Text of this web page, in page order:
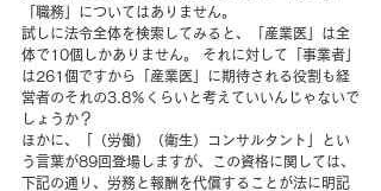
「職務」についてはありません。
試しに法令全体を検索してみると、「産業医」は全
体で10個しかありません。 それに対して「事業者」
は261個ですから「産業医」に期待される役割も経
営者のそれの3.8％くらいと考えていいんじゃないで
しょうか？
ほかに、「（労働）（衛生）コンサルタント」とい
う言葉が89回登場しますが、この資格に関しては、
下記の通り、労務と報酬を代償することが法に明記